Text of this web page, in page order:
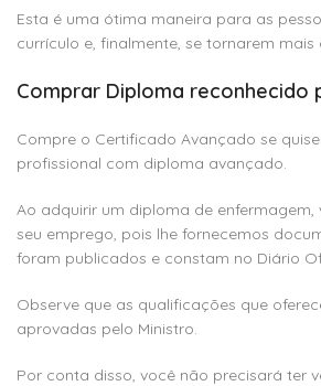
Esta é uma ótima maneira para as
currículo e, finalmente, se tornarem mais
Comprar Diploma reconhecido
Compre o Certificado Avançado se
profissional com diploma avançado.
Ao adquirir um diploma de
seu emprego, pois lhe fornecemos
foram publicados e constam no Diário
Observe que as qualificações que
aprovadas pelo Ministro.
Por conta disso, você não precisará ter